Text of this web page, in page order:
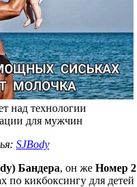
над технологии
для мужчин
SJBody
Бандера, он же Номер 2
по кикбоксингу для